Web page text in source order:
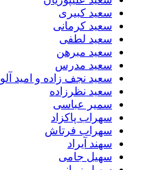
سعید کبیری
سعید کرمانی
سعید لطفی
سعید مبرهن
سعید مدرس
سعید نجف زاده و امید آلو
سعید نظرزاده
سمیر عباسی
سهراب پاکزاد
سهراب فرتاش
سهند آیراد
سهیل جامی